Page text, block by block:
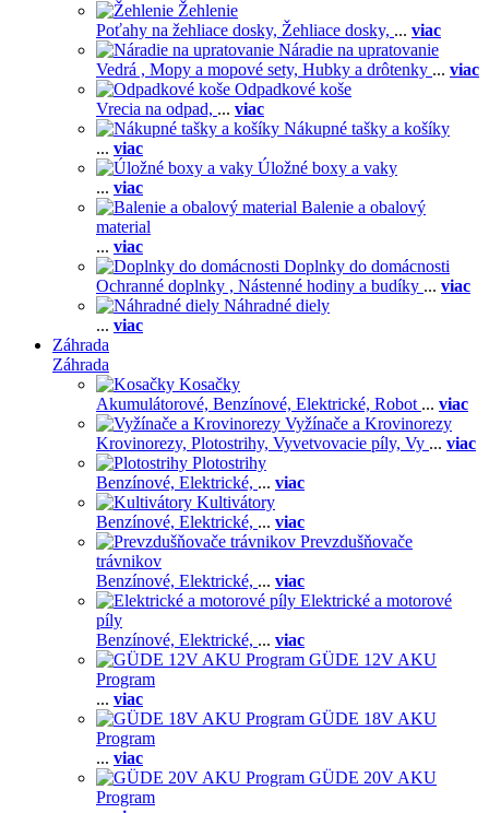
Žehlenie
Poťahy na žehliace dosky, Žehliace dosky, ... viac
Náradie na upratovanie
Vedrá , Mopy a mopové sety, Hubky a drôtenky ... viac
Odpadkové koše
Vrecia na odpad, ... viac
Nákupné tašky a košíky
... viac
Úložné boxy a vaky
... viac
Balenie a obalový
material
... viac
Doplnky do domácnosti
Ochranné doplnky , Nástenné hodiny a budíky ... viac
Náhradné diely
... viac
Záhrada
Záhrada
Kosačky
Akumulátorové, Benzínové, Elektrické, Robot ... viac
Vyžínače a Krovinorezy
Krovinorezy, Plotostrihy, Vyvetvovacie píly, Vy ... viac
Plotostrihy
Benzínové, Elektrické, ... viac
Kultivátory
Benzínové, Elektrické, ... viac
Prevzdušňovače
trávnikov
Benzínové, Elektrické, ... viac
Elektrické a motorové
píly
Benzínové, Elektrické, ... viac
GÜDE 12V AKU
Program
... viac
GÜDE 18V AKU
Program
... viac
GÜDE 20V AKU
Program